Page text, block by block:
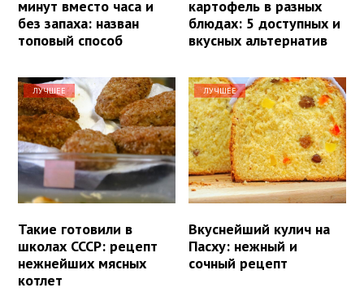
минут вместо часа и
без запаха: назван
топовый способ
картофель в разных
блюдах: 5 доступных и
вкусных альтернатив
ЛУЧШЕЕ
Такие готовили в
школах СССР: рецепт
нежнейших мясных
котлет
ЛУЧШЕЕ
Вкуснейший кулич на
Пасху: нежный и
сочный рецепт